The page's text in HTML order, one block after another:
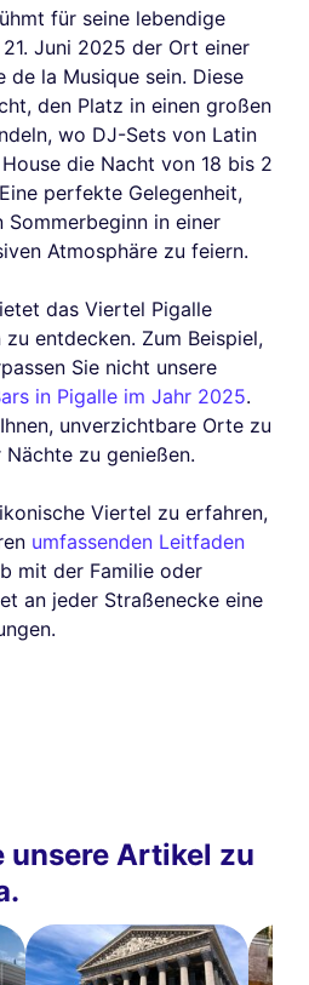
für seine lebendige
Juni 2025 der Ort einer
de la Musique sein. Diese
den Platz in einen großen
wo DJ-Sets von Latin
die Nacht von 18 bis 2
perfekte Gelegenheit,
Sommerbeginn in einer
Atmosphäre zu feiern.
das Viertel Pigalle
entdecken. Zum Beispiel,
Sie nicht unsere
in Pigalle im Jahr 2025.
unverzichtbare Orte zu
zu genießen.
Viertel zu erfahren,
umfassenden Leitfaden
mit der Familie oder
an jeder Straßenecke eine
unsere Artikel zu